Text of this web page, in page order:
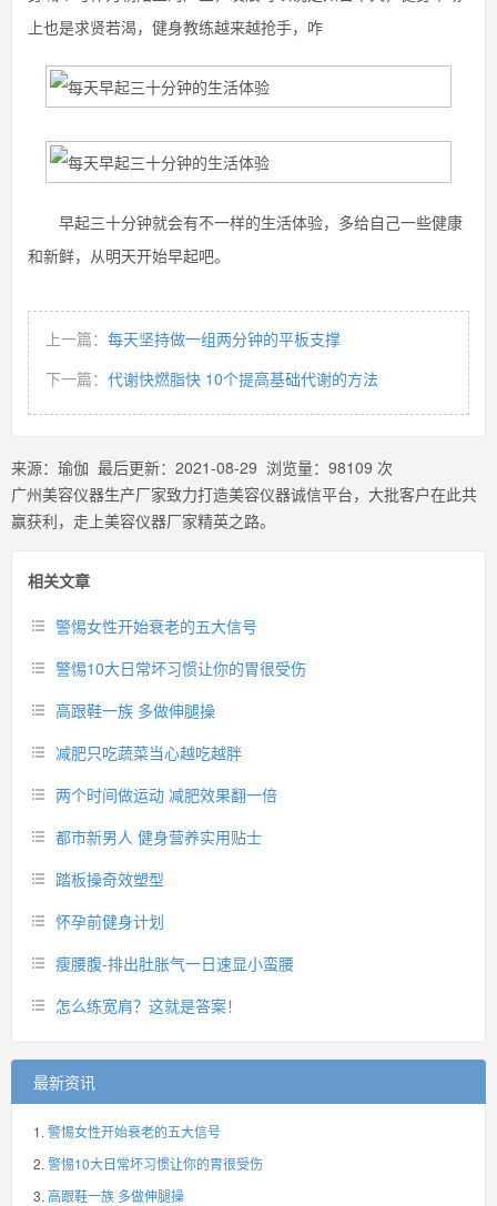
上也是求贤若渴，健身教练越来越抢手，咋
早起三十分钟就会有不一样的生活体验，多给自己一些健康
和新鲜，从明天开始早起吧。
上一篇： 每天坚持做一组两分钟的平板支撑
下一篇： 代谢快燃脂快 10个提高基础代谢的方法
来源： 瑜伽 最后更新： 2021-08-29 浏览量： 98109 次
广州美容仪器生产厂家致力打造美容仪器诚信平台，大批客户在此共
赢获利，走上美容仪器厂家精英之路。
相关文章
警惕女性开始衰老的五大信号
警惕10大日常坏习惯让你的胃很受伤
高跟鞋一族 多做伸腿操
减肥只吃蔬菜当心越吃越胖
两个时间做运动 减肥效果翻一倍
都市新男人 健身营养实用贴士
踏板操奇效塑型
怀孕前健身计划
瘦腰腹-排出肚胀气一日速显小蛮腰
怎么练宽肩？这就是答案！
最新资讯
警惕女性开始衰老的五大信号
警惕10大日常坏习惯让你的胃很受伤
高跟鞋一族 多做伸腿操